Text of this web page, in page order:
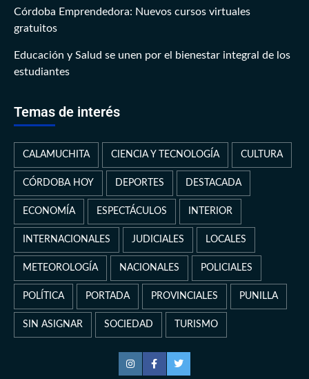
Córdoba Emprendedora: Nuevos cursos virtuales
gratuitos
Educación y Salud se unen por el bienestar integral de los
estudiantes
Temas de interés
CALAMUCHITA CIENCIA Y TECNOLOGÍA CULTURA
CÓRDOBA HOY DEPORTES DESTACADA
ECONOMÍA ESPECTÁCULOS INTERIOR
INTERNACIONALES JUDICIALES LOCALES
METEOROLOGÍA NACIONALES POLICIALES
POLÍTICA PORTADA PROVINCIALES PUNILLA
SIN ASIGNAR SOCIEDAD TURISMO